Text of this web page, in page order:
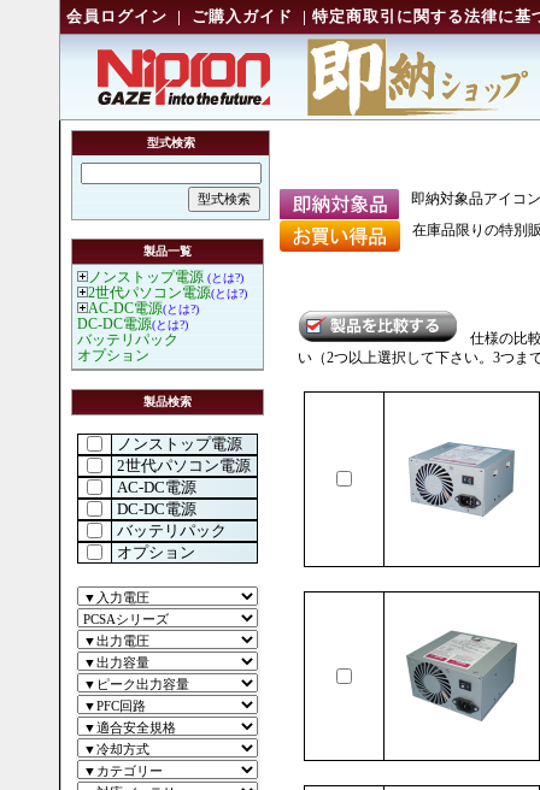
会員ログイン | ご購入ガイド | 特定商取引に関する法律に基
型式検索
製品一覧
ノンストップ電源 (とは?)
2世代パソコン電源(とは?)
AC-DC電源(とは?)
DC-DC電源(とは?)
バッテリパック
オプション
製品検索
ノンストップ電源
2世代パソコン電源
AC-DC電源
DC-DC電源
バッテリパック
オプション
即納対象品アイコ
在庫品限りの特別
仕様の比
い（2つ以上選択して下さい。3つま